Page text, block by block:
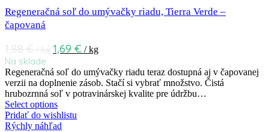
Regeneračná soľ do umývačky riadu, Tierra Verde –
čapovaná
1,69 € / kg
Na sklade
Regeneračná soľ do umývačky riadu teraz dostupná aj v čapovanej
verzii na doplnenie zásob. Stačí si vybrať množstvo. Čistá
hrubozrnná soľ v potravinárskej kvalite pre údržbu…
Select options
Pridať do wishlistu
Rýchly náhľad